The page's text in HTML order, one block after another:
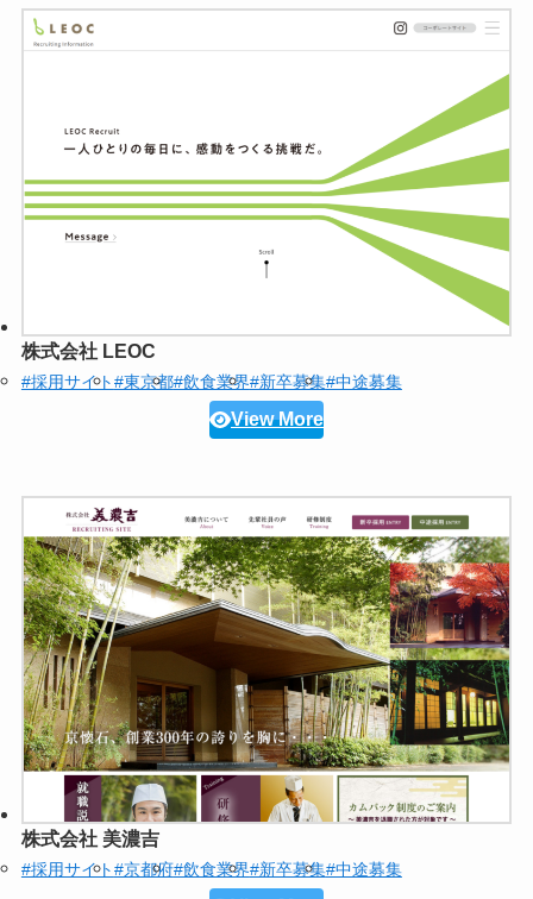
株式会社 LEOC
#採用サイト#東京都#飲食業界#新卒募集#中途募集
View More
株式会社 美濃吉
#採用サイト#京都府#飲食業界#新卒募集#中途募集